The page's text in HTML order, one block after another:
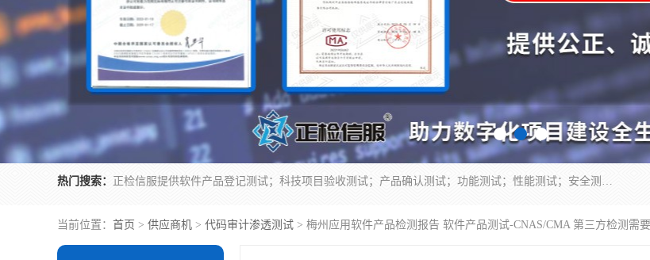
热门搜索： 正检信服提供软件产品登记测试；科技项目验收测试；产品确认测试；功能测试；性能测试；安全测试；代码审计测试；漏洞扫描测试；渗透测试；风险评估测试；信息安全等级保护测评；双软认定；实验室建设质量体系建设；软件着作权、软件评测等服务。
当前位置： 首页 > 供应商机 > 代码审计渗透测试 > 梅州应用软件产品检测报告 软件产品测试-CNAS/CMA 第三方检测需